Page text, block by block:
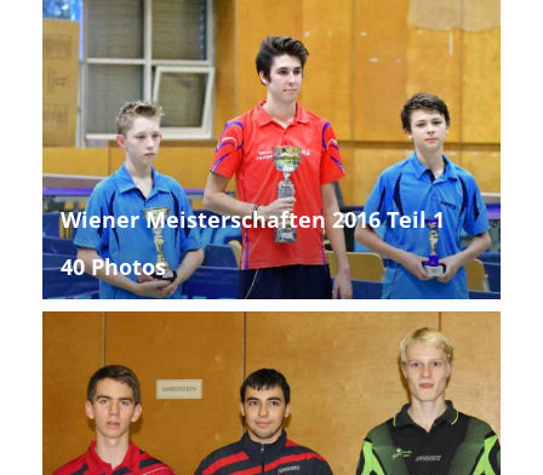
Wiener Meisterschaften 2016 Teil 1
40 Photos